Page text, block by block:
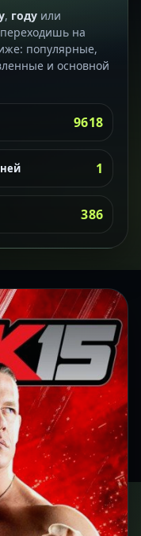
, году или
на
популярные,
и основной
9618
1
386